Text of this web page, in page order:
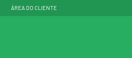
ÁREA DO CLIENTE